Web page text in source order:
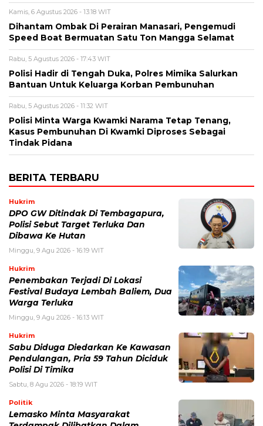
Kamis, 6 Agustus 2026 - 13:18 WIT
Dihantam Ombak Di Perairan Manasari, Pengemudi
Speed Boat Bermuatan Satu Ton Mangga Selamat
Rabu, 5 Agustus 2026 - 17:43 WIT
Polisi Hadir di Tengah Duka, Polres Mimika Salurkan
Bantuan Untuk Keluarga Korban Pembunuhan
Rabu, 5 Agustus 2026 - 11:32 WIT
Polisi Minta Warga Kwamki Narama Tetap Tenang,
Kasus Pembunuhan Di Kwamki Diproses Sebagai
Tindak Pidana
BERITA TERBARU
Hukrim
DPO GW Ditindak Di Tembagapura,
Polisi Sebut Target Terluka Dan
Dibawa Ke Hutan
Minggu, 9 Agu 2026 - 16:19 WIT
Hukrim
Penembakan Terjadi Di Lokasi
Festival Budaya Lembah Baliem, Dua
Warga Terluka
Minggu, 9 Agu 2026 - 16:13 WIT
Hukrim
Sabu Diduga Diedarkan Ke Kawasan
Pendulangan, Pria 59 Tahun Diciduk
Polisi Di Timika
Sabtu, 8 Agu 2026 - 18:19 WIT
Politik
Lemasko Minta Masyarakat